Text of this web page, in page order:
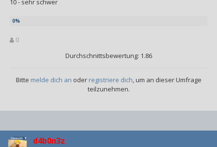
10 - sehr schwer
0
Durchschnittsbewertung: 1.86
Bitte melde dich an oder registriere dich, um an dieser Umfrage
teilzunehmen.
d4b0n3z